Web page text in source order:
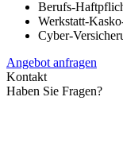
Berufs-
Werkstatt-
Cyber-
Angebot anfragen
Kontakt
Haben Sie Fragen?